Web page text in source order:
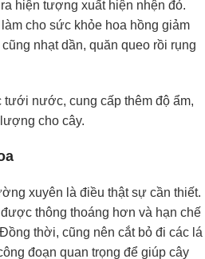
hiện tượng xuất hiện nhện đỏ.
cho sức khỏe hoa hồng giảm
nhạt dần, quăn queo rồi rụng
nước, cung cấp thêm độ ẩm,
cho cây.
xuyên là điều thật sự cần thiết.
thông thoáng hơn và hạn chế
thời, cũng nên cắt bỏ đi các lá
đoạn quan trọng để giúp cây